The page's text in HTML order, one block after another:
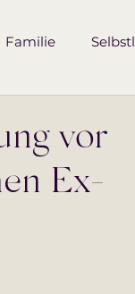
Familie
vor
Ex-